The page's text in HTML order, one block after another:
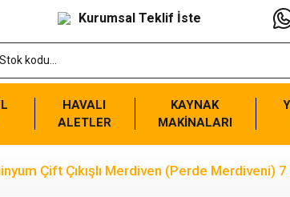
Kurumsal Teklif İste
HAVALI
ALETLER
KAYNAK
MAKİNALARI
Çift Çıkışlı Merdiven (Perde Merdiveni) 7